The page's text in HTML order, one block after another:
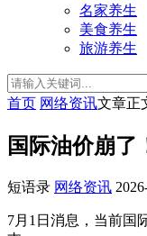
名家养生
美食养生
旅游养生
首页 网络资讯文章正
国际油价崩了
短语录 网络资讯
7月1日消息，当前国